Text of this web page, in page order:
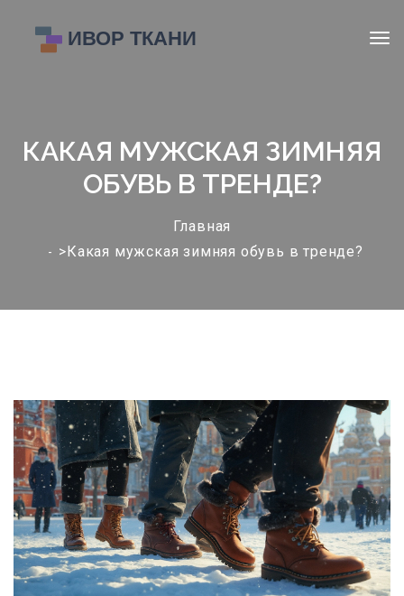
КАКАЯ МУЖСКАЯ ЗИМНЯЯ
ОБУВЬ В ТРЕНДЕ?
Главная
>Какая мужская зимняя обувь в тренде?